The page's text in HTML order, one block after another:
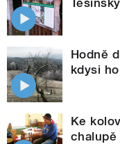
Hodně
kdysi
Ke
chalupě